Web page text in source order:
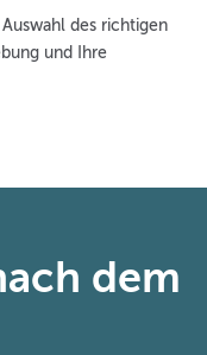
des richtigen
und Ihre
dem